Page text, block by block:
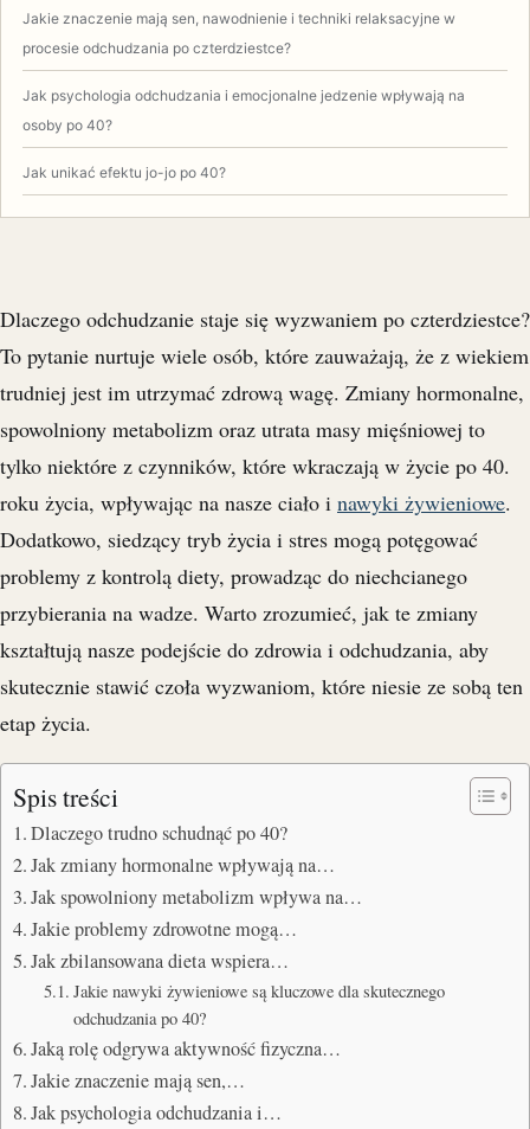
Jakie znaczenie mają sen, nawodnienie i techniki relaksacyjne w
procesie odchudzania po czterdziestce?
Jak psychologia odchudzania i emocjonalne jedzenie wpływają na
osoby po 40?
Jak unikać efektu jo-jo po 40?
Dlaczego odchudzanie staje się wyzwaniem po czterdziestce?
To pytanie nurtuje wiele osób, które zauważają, że z wiekiem
trudniej jest im utrzymać zdrową wagę. Zmiany hormonalne,
spowolniony metabolizm oraz utrata masy mięśniowej to
tylko niektóre z czynników, które wkraczają w życie po 40.
roku życia, wpływając na nasze ciało i nawyki żywieniowe.
Dodatkowo, siedzący tryb życia i stres mogą potęgować
problemy z kontrolą diety, prowadząc do niechcianego
przybierania na wadze. Warto zrozumieć, jak te zmiany
kształtują nasze podejście do zdrowia i odchudzania, aby
skutecznie stawić czoła wyzwaniom, które niesie ze sobą ten
etap życia.
Spis treści
Dlaczego trudno schudnąć po 40?
Jak zmiany hormonalne wpływają na…
Jak spowolniony metabolizm wpływa na…
Jakie problemy zdrowotne mogą…
Jak zbilansowana dieta wspiera…
Jakie nawyki żywieniowe są kluczowe dla skutecznego
odchudzania po 40?
Jaką rolę odgrywa aktywność fizyczna…
Jakie znaczenie mają sen,…
Jak psychologia odchudzania i…